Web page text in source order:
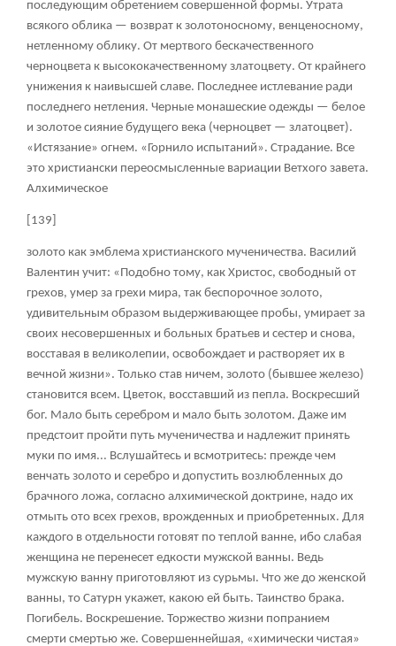
последующим обретением совершенной формы. Утрата
всякого облика — возврат к золотоносному, венценосному,
нетленному облику. От мертвого бескачественного
черноцвета к высококачественному златоцвету. От крайнего
унижения к наивысшей славе. Последнее истлевание ради
последнего нетления. Черные монашеские одежды — белое
и золотое сияние будущего века (черноцвет — златоцвет).
«Истязание» огнем. «Горнило испытаний». Страдание. Все
это христиански переосмысленные вариации Ветхого завета.
Алхимическое
[139]
золото как эмблема христианского мученичества. Василий
Валентин учит: «Подобно тому, как Христос, свободный от
грехов, умер за грехи мира, так беспорочное золото,
удивительным образом выдерживающее пробы, умирает за
своих несовершенных и больных братьев и сестер и снова,
восставая в великолепии, освобождает и растворяет их в
вечной жизни». Только став ничем, золото (бывшее железо)
становится всем. Цветок, восставший из пепла. Воскресший
бог. Мало быть серебром и мало быть золотом. Даже им
предстоит пройти путь мученичества и надлежит принять
муки по имя... Вслушайтесь и всмотритесь: прежде чем
венчать золото и серебро и допустить возлюбленных до
брачного ложа, согласно алхимической доктрине, надо их
отмыть ото всех грехов, врожденных и приобретенных. Для
каждого в отдельности готовят по теплой ванне, ибо слабая
женщина не перенесет едкости мужской ванны. Ведь
мужскую ванну приготовляют из сурьмы. Что же до женской
ванны, то Сатурн укажет, какою ей быть. Таинство брака.
Погибель. Воскрешение. Торжество жизни попранием
смерти смертью же. Совершеннейшая, «химически чистая»